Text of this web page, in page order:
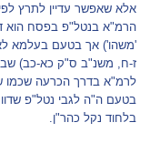
אלא שאפשר עדיין לתרץ
הרמ"א בנטל"פ בפסח הוא
'משהו') אך בטעם בעלמא
ז-ח, משנ"ב ס"ק כא-כב)
לרמ"א בדרך הכרעה שכמו
בטעם ה"ה לגבי נטל"פ
בלחוד נקל כהר"ן.